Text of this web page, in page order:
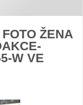
ŽENA
W VE